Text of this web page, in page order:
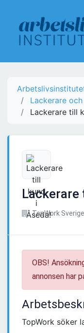
Lackerare
Lackerare till
Lackerare
TopWork
OBS!
annonsen har
TopWork söker